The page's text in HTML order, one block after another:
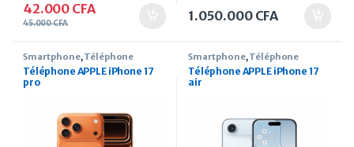
42.000 CFA
45.000CFA 1.050.000 CFA
Smartphone,Téléphone
Téléphone APPLE iPhone 17
pro
Smartphone,Téléphone
Téléphone APPLE iPhone 17
air